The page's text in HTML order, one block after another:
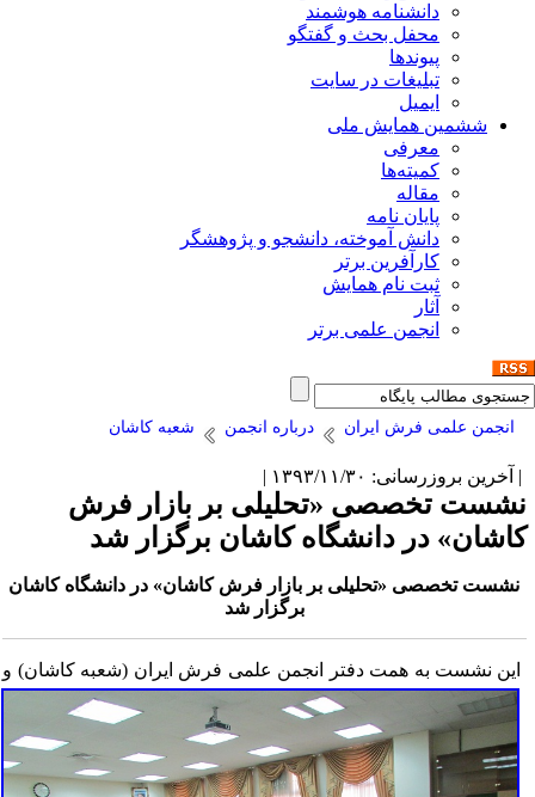
دانشنامه هوشمند
محفل بحث و گفتگو
پیوندها
تبلیغات در سایت
ایمیل
ششمین همایش ملی
معرفی
کمیته‌ها
مقاله
پایان نامه
دانش آموخته، دانشجو و پژوهشگر
کارآفرین برتر
ثبت نام همایش
آثار
انجمن علمی برتر
انجمن علمی فرش ایران درباره انجمن شعبه کاشان
بروزرسانی: ۱۳۹۳/۱۱/۳۰ |
تخصصی «تحلیلی بر بازار فرش
در دانشگاه کاشان برگزار شد
نشست تخصصی «تحلیلی بر بازار فرش کاشان» در دانشگاه کاشان
برگزار شد
نشست به همت دفتر انجمن علمی فرش ایران (شعبه کاشان) و